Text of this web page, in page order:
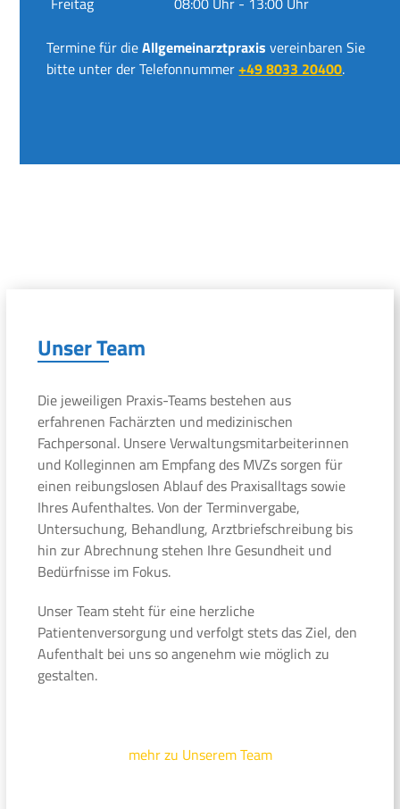
Termine für dieAllgemeinarztpraxis vereinbaren Sie
bitte unter der Telefonnummer+49 8033 20400.
Unser Team
Die jeweiligen Praxis-Teams bestehen aus
erfahrenen Fachärzten und medizinischen
Fachpersonal. Unsere Verwaltungsmitarbeiterinnen
und Kolleginnen am Empfang des MVZs sorgen für
einen reibungslosen Ablauf des Praxisalltags sowie
Ihres Aufenthaltes. Von der Terminvergabe,
Untersuchung, Behandlung, Arztbriefschreibung bis
hin zur Abrechnung stehen Ihre Gesundheit und
Bedürfnisse im Fokus.
Unser Team steht für eine herzliche
Patientenversorgung und verfolgt stets das Ziel, den
Aufenthalt bei uns so angenehm wie möglich zu
gestalten.
mehr zu Unserem Team